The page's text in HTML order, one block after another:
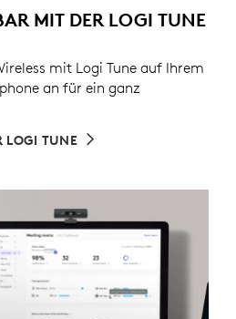
MIT DER LOGI TUNE
mit Logi Tune auf Ihrem
an für ein ganz
LOGI TUNE